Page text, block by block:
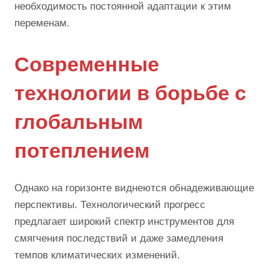
необходимость постоянной адаптации к этим
переменам.
Современные
технологии в борьбе с
глобальным
потеплением
Однако на горизонте виднеются обнадеживающие
перспективы. Технологический прогресс
предлагает широкий спектр инструментов для
смягчения последствий и даже замедления
темпов климатических изменений.